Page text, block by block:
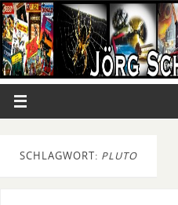
SCHLAGWORT: PLUTO